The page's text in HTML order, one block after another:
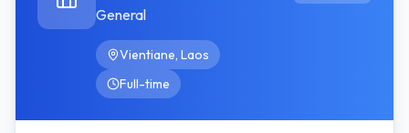
General
Vientiane, Laos
Full-time